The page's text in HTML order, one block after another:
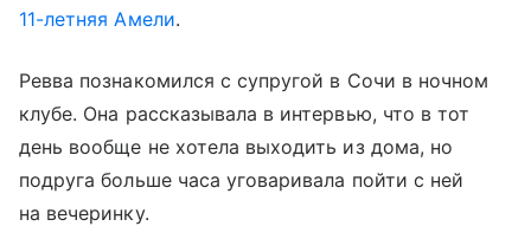
11-летняя Амели.
Ревва познакомился с супругой в Сочи в ночном
клубе. Она рассказывала в интервью, что в тот
день вообще не хотела выходить из дома, но
подруга больше часа уговаривала пойти с ней
на вечеринку.